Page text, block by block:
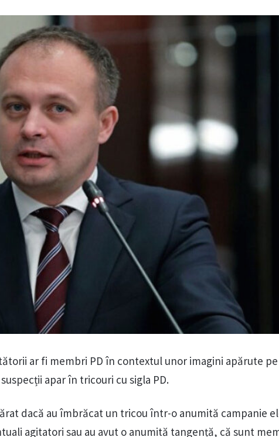
ar fi membri PD în contextul unor imagini apărute
apar în tricouri cu sigla PD.
dacă au îmbrăcat un tricou într-o anumită campanie
agitatori sau au avut o anumită tangență, că sunt